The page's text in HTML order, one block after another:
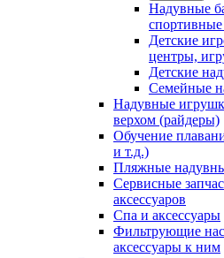
Надувные
Детские
центры,
Детские
Семейные
Надувные
верхом (райдеры)
Обучение
и т.д.)
Пляжные
Сервисные
аксессуаров
Спа и аксессуары
Фильтрующие
аксессуары к ним